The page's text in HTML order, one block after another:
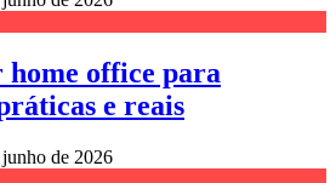
office para
e reais
de 2026